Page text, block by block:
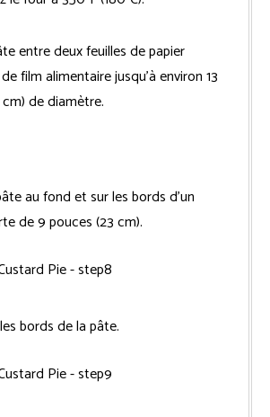
entre deux feuilles de papier
film alimentaire jusqu’à environ 13
de diamètre.
au fond et sur les bords d’un
de 9 pouces (23 cm).
bords de la pâte.